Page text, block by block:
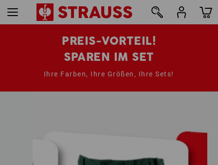
PREIS-VORTEIL!
SPAREN IM SET
Ihre Farben, Ihre Größen, Ihre Sets!